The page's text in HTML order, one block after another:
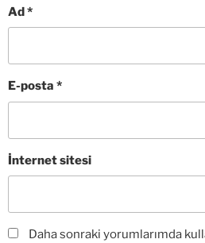
Ad*
E-posta *
İnternet sitesi
Daha sonraki yorumlarımda